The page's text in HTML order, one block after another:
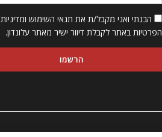
הבנתי ואני מקבל/ת את תנאי השימוש ומדיניות
הפרטיות באתר לקבלת דיוור ישיר מאתר עלונדון.